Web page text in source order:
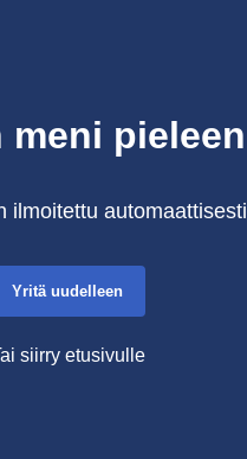
meni pieleen
ilmoitettu automaattisesti
Yritä uudelleen
siirry etusivulle